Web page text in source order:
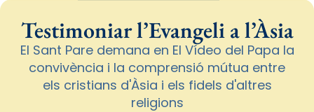
Testimoniar l’Evangeli a l’Àsia
El Sant Pare demana en El Vídeo del Papa la
convivència i la comprensió mútua entre
els cristians d'Àsia i els fidels d'altres
religions